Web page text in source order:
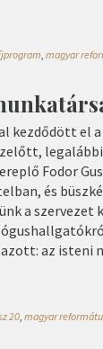
, magyar
kezdődött el
Fodor
és
a szervezet
az isteni
20 magyar